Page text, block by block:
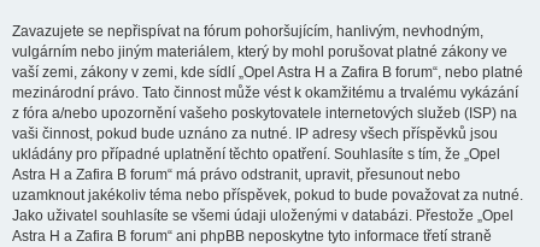
Zavazujete se nepřispívat na fórum pohoršujícím, hanlivým, nevhodným,
vulgárním nebo jiným materiálem, který by mohl porušovat platné zákony ve
vaší zemi, zákony v zemi, kde sídlí „Opel Astra H a Zafira B forum“, nebo platné
mezinárodní právo. Tato činnost může vést k okamžitému a trvalému vykázání
z fóra a/nebo upozornění vašeho poskytovatele internetových služeb (ISP) na
vaši činnost, pokud bude uznáno za nutné. IP adresy všech příspěvků jsou
ukládány pro případné uplatnění těchto opatření. Souhlasíte s tím, že „Opel
Astra H a Zafira B forum“ má právo odstranit, upravit, přesunout nebo
uzamknout jakékoliv téma nebo příspěvek, pokud to bude považovat za nutné.
Jako uživatel souhlasíte se všemi údaji uloženými v databázi. Přestože „Opel
Astra H a Zafira B forum“ ani phpBB neposkytne tyto informace třetí straně